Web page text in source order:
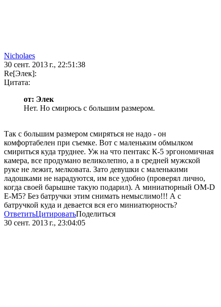
Nicholaes
30 сент. 2013 г., 22:51:38
Re[Элек]:
Цитата:
от: Элек
Нет. Но смирюсь с большим размером.
Так с большим размером смиряться не надо - он
комфортабелен при съемке. Вот с маленьким обмылком
смириться куда труднее. Уж на что пентакс К-5 эргономичная
камера, все продумано великолепно, а в средней мужской
руке не лежит, мелковата. Зато девушки с маленькими
ладошками не нарадуются, им все удобно (проверял лично,
когда своей барышне такую подарил). А миниатюрный OM-D
E-M5? Без батручки этим снимать немыслимо!!! А с
батручкой куда и девается вся его миниатюрность?
ОтветитьЦитироватьПоделиться
30 сент. 2013 г., 23:04:05